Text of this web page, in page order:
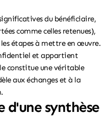
du bénéficiaire,
comme celles retenues),
étapes à mettre en œuvre.
et appartient
constitue une véritable
aux échanges et à la
d'une synthèse